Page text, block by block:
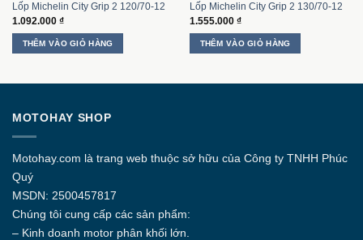
Lốp Michelin City Grip 2 120/70-12
1.092.000 ₫
THÊM VÀO GIỎ HÀNG
Lốp Michelin City Grip 2 130/70-12
1.555.000 ₫
THÊM VÀO GIỎ HÀNG
MOTOHAY SHOP
Motohay.com là trang web thuộc sở hữu của Công ty TNHH Phúc
Quý
MSDN: 2500457817
Chúng tôi cung cấp các sản phẩm:
– Kinh doanh motor phân khối lớn.